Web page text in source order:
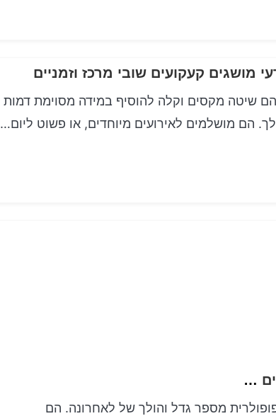
מושגים קעקועים שובי מרכז וזמניים
הם שיטה מקסים וקלה להוסיף במידה מסוימת דמות
הם מושלמים לאירועים מיוחדים, או פשוט ליום…
האמת הגדירה מחדש כיצד קעקועים של ריאליזם דוחפים את מחסומים האמנות המסורתית
מספר גדל והולך של לאחרונה. הם